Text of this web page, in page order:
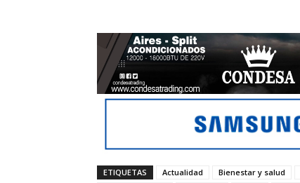
ETIQUETAS Actualidad Bienestar y salud